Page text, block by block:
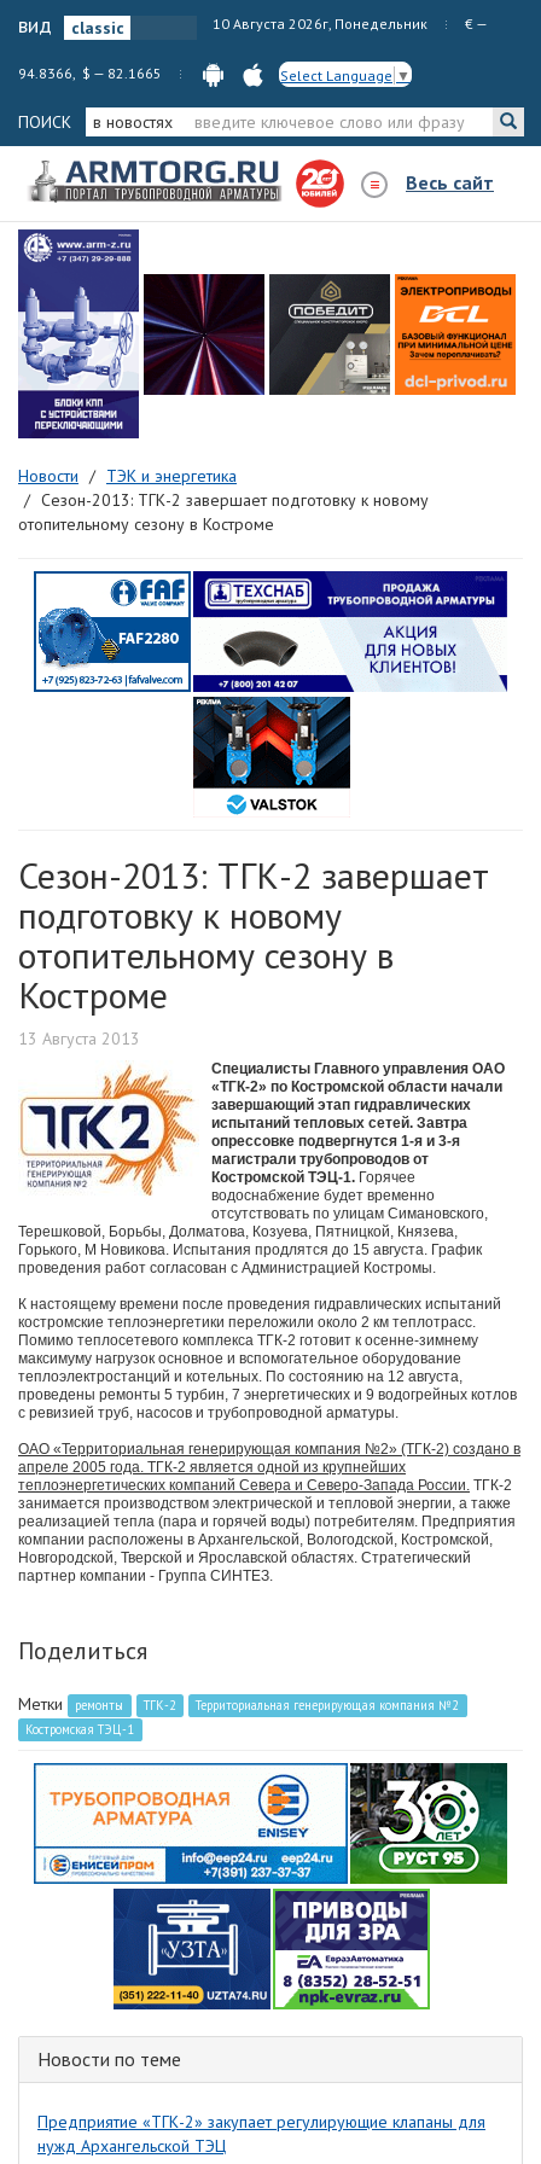
вид 10 Августа 2026г, Понедельник € —
94.8366, $ — 82.1665 Select Language ▼
ПОИСК в новостях
Весь сайт
Новости
ТЭК и энергетика
Сезон-2013: ТГК-2 завершает подготовку к новому
отопительному сезону в Костроме
Сезон-2013: ТГК-2 завершает
подготовку к новому
отопительному сезону в
Костроме
13 Августа 2013
Специалисты Главного управления ОАО
«ТГК-2» по Костромской области начали
завершающий этап гидравлических
испытаний тепловых сетей. Завтра
опрессовке подвергнутся 1-я и 3-я
магистрали трубопроводов от
Костромской ТЭЦ-1. Горячее
водоснабжение будет временно
отсутствовать по улицам Симановского,
Терешковой, Борьбы, Долматова, Козуева, Пятницкой, Князева,
Горького, М Новикова. Испытания продлятся до 15 августа. График
проведения работ согласован с Администрацией Костромы.
К настоящему времени после проведения гидравлических испытаний
костромские теплоэнергетики переложили около 2 км теплотрасс.
Помимо теплосетевого комплекса ТГК-2 готовит к осенне-зимнему
максимуму нагрузок основное и вспомогательное оборудование
теплоэлектростанций и котельных. По состоянию на 12 августа,
проведены ремонты 5 турбин, 7 энергетических и 9 водогрейных котлов
с ревизией труб, насосов и трубопроводной арматуры.
ОАО «Территориальная генерирующая компания №2» (ТГК-2) создано в
апреле 2005 года. ТГК-2 является одной из крупнейших
теплоэнергетических компаний Севера и Северо-Запада России. ТГК-2
занимается производством электрической и тепловой энергии, а также
реализацией тепла (пара и горячей воды) потребителям. Предприятия
компании расположены в Архангельской, Вологодской, Костромской,
Новгородской, Тверской и Ярославской областях. Стратегический
партнер компании - Группа СИНТЕЗ.
Поделиться
Метки ремонты ТГК-2
Территориальная генерирующая компания №2
Костромская ТЭЦ-1
Новости по теме
Предприятие «ТГК-2» закупает регулирующие клапаны для
нужд Архангельской ТЭЦ